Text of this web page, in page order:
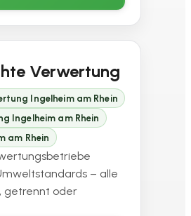
Verwertung
Ingelheim am Rhein
Ingelheim am Rhein
am Rhein
– alle
getrennt oder